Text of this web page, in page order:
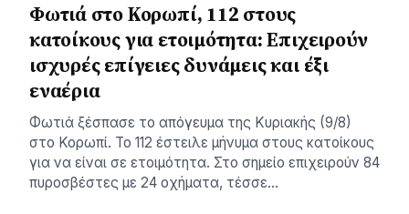
Φωτιά στο Κορωπί, 112 στους
κατοίκους για ετοιμότητα: Επιχειρούν
ισχυρές επίγειες δυνάμεις και έξι
εναέρια
Φωτιά ξέσπασε το απόγευμα της Κυριακής (9/8)
στο Κορωπί. Το 112 έστειλε μήνυμα στους κατοίκους
για να είναι σε ετοιμότητα. Στο σημείο επιχειρούν 84
πυροσβέστες με 24 οχήματα, τέσσε…